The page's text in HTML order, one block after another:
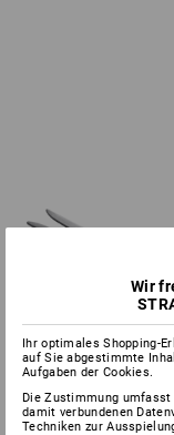
Wir
Ihr optimales Shopping-
auf Sie abgestimmte
Aufgaben der Cookies.
Die Zustimmung
damit verbundenen
Techniken zur